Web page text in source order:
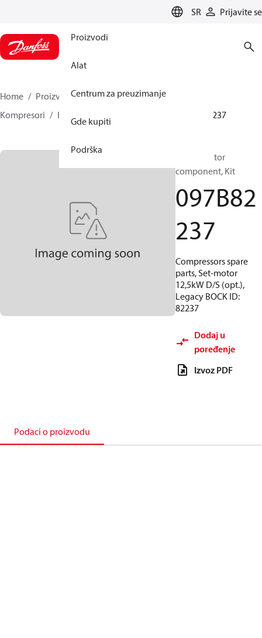
SR Prijavite se
Proizvodi
Alat
Centrum za preuzimanje
Gde kupiti
Podrška
Home Proizvodi
Climate Solutions za grejanje
Kompresori
BOCK Rezervni delovi i pribor 097B82237
BOCK, Motor
component, Kit
097B82
237
Compressors spare
parts, Set-motor
12,5kW D/S (opt.),
Legacy BOCK ID:
82237
Dodaj u
poređenje
Izvoz PDF
Podaci o proizvodu